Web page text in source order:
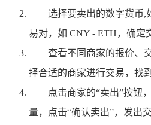
选择要卖出的数字货币,
易对，如 CNY - ETH，确定
查看不同商家的报价、
择合适的商家进行交易，找
点击商家的“卖出”按钮
量，点击“确认卖出”，发出